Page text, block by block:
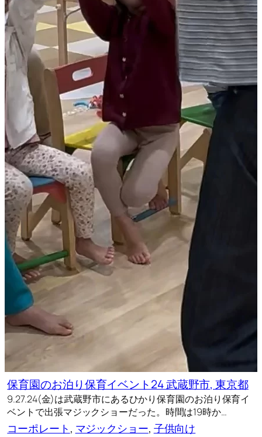
保育園のお泊り保育イベント24 武蔵野市, 東京都
9.27.24(金)は武蔵野市にあるひかり保育園のお泊り保育イ
ベントで出張マジックショーだった。時間は19時か…
コーポレート, マジックショー, 子供向け